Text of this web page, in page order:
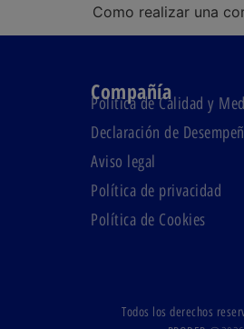
Como realizar una
Compañía
Política de Calidad y
Declaración de
Aviso legal
Política de privacidad
Política de Cookies
Todos los derechos